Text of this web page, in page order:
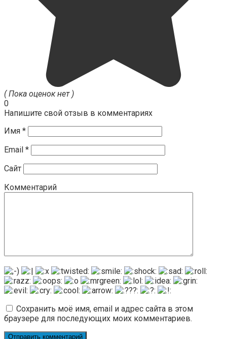
( Пока оценок нет )
0
Напишите свой отзыв в комментариях
Имя *
Email *
Сайт
Комментарий
Сохранить моё имя, email и адрес сайта в этом
браузере для последующих моих комментариев.